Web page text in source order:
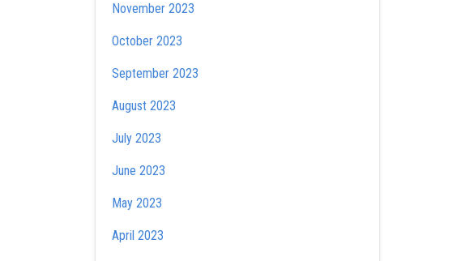
November 2023
October 2023
September 2023
August 2023
July 2023
June 2023
May 2023
April 2023